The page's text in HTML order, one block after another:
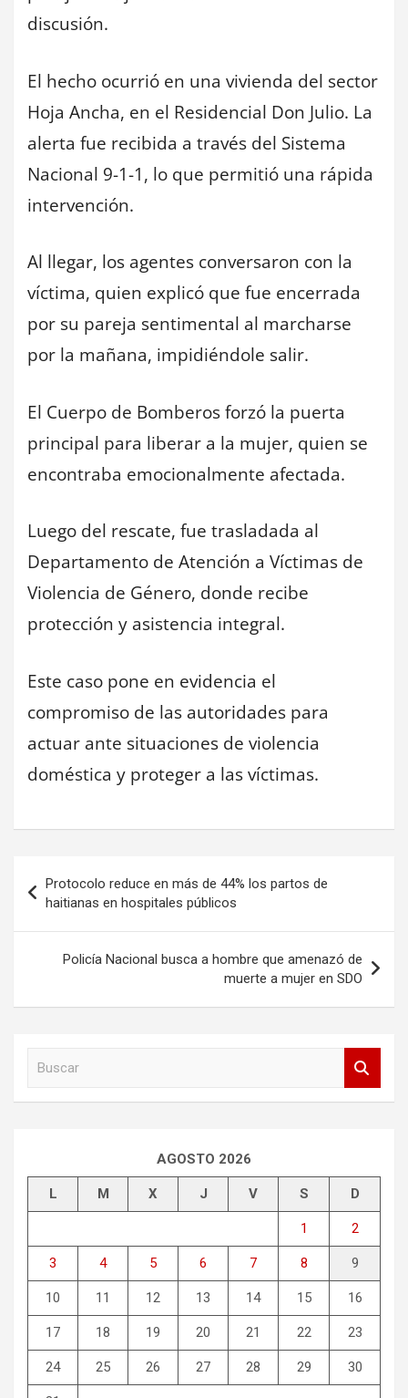
discusión.
El hecho ocurrió en una vivienda del sector
Hoja Ancha, en el Residencial Don Julio. La
alerta fue recibida a través del Sistema
Nacional 9-1-1, lo que permitió una rápida
intervención.
Al llegar, los agentes conversaron con la
víctima, quien explicó que fue encerrada
por su pareja sentimental al marcharse
por la mañana, impidiéndole salir.
El Cuerpo de Bomberos forzó la puerta
principal para liberar a la mujer, quien se
encontraba emocionalmente afectada.
Luego del rescate, fue trasladada al
Departamento de Atención a Víctimas de
Violencia de Género, donde recibe
protección y asistencia integral.
Este caso pone en evidencia el
compromiso de las autoridades para
actuar ante situaciones de violencia
doméstica y proteger a las víctimas.
Navegación
de
entradas
Protocolo reduce en más de 44% los partos de
haitianas en hospitales públicos
Policía Nacional busca a hombre que amenazó de
muerte a mujer en SDO
AGOSTO 2026
L M X J V S D
1 2
3 4 5 6 7 8 9
10 11 12 13 14 15 16
17 18 19 20 21 22 23
24 25 26 27 28 29 30